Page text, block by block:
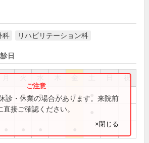
科 リハビリテーション科
日
祝
● ● ● ● ●
診・休業の場合があります。来院前
接ご確認ください。
×閉じる